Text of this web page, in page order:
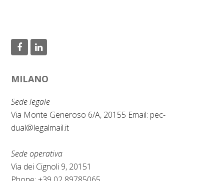
c
e
b
o
L
n
k
e
d
n
MILANO
Sede legale
Via Monte Generoso 6/A, 20155 Email: pec-
dual@legalmail.it
Sede operativa
Via dei Cignoli 9, 20151